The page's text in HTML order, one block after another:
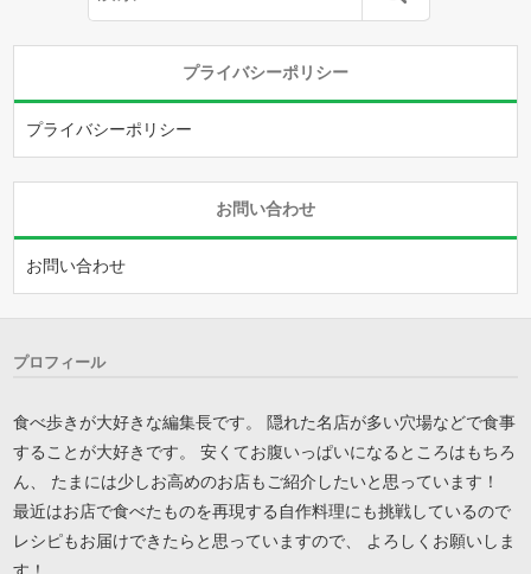
プライバシーポリシー
プライバシーポリシー
お問い合わせ
お問い合わせ
プロフィール
食べ歩きが大好きな編集長です。 隠れた名店が多い穴場などで食事
することが大好きです。 安くてお腹いっぱいになるところはもちろ
ん、 たまには少しお高めのお店もご紹介したいと思っています！
最近はお店で食べたものを再現する自作料理にも挑戦しているので
レシピもお届けできたらと思っていますので、 よろしくお願いしま